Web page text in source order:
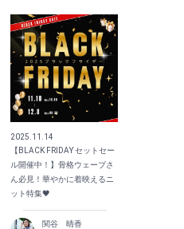
2025.11.14
【BLACK FRIDAY セットセー
ル開催中！】骨格ウェーブさ
ん必見！華やかに着映えるニ
ット特集🖤
関谷 晴香